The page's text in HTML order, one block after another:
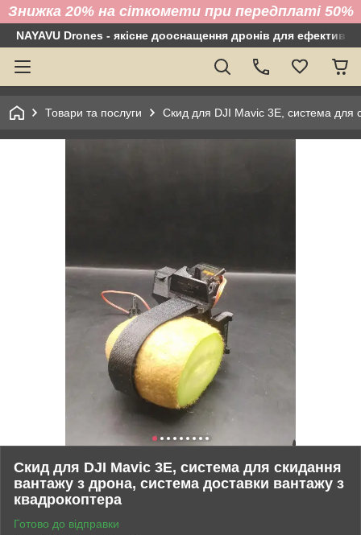
Знижка 20% на сіткомети при передплаті 50%
NAYAVU Drones - якісне дооснащення дронів для
Товари та послуги Скид для DJI Mavic 3E, система для
Скид для DJI Mavic 3E, система для скидання
вантажу з дрона, система доставки вантажу з
квадрокоптера
Готово до відправки